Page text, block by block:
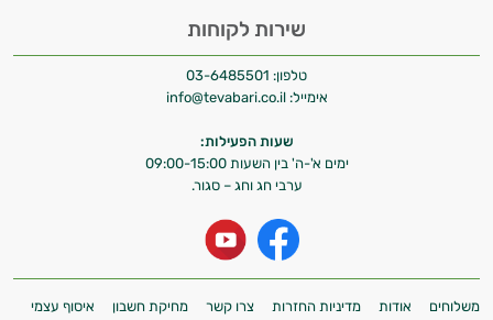
שירות לקוחות
טלפון: 03-6485501
אימייל: info@tevabari.co.il
שעות הפעילות:
ימים א'-ה' בין השעות 09:00-15:00
ערבי חג וחג – סגור.
משלוחים אודות מדיניות החזרות צרו קשר מחיקת חשבון
איסוף עצמי
אני יועץ הבריאות האישי AI של טבע בריא.
התשובות שלי מבוססות על מאגרי מידע קליניים
וספרות מקצועית בתחומי הרפואה הטבעית
אני כאן כדי לעזור לך להתאים את תוספי
התזונה ומוצרי הבריאות המדויקים למטרות
עובדים יחד כדי למקסם תוצאות גם בחיי היום
יום וגם בתחום הכושר והספורט.
המטרה שלי היא להתאים עבורך המלצות